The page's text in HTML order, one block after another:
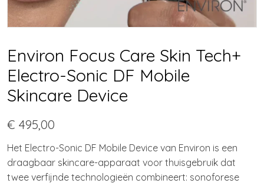
Environ Focus Care Skin Tech+
Electro-Sonic DF Mobile
Skincare Device
€ 495,00
Het Electro-Sonic DF Mobile Device van Environ is een
draagbaar skincare-apparaat voor thuisgebruik dat
twee verfijnde technologieën combineert: sonoforese